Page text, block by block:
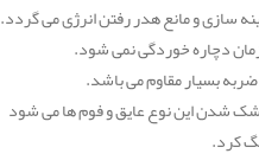
سازی و مانع هدر رفتن انرژی می گردد.
دچاره خوردگی نمی شود.
ضربه بسیار مقاوم می باشد.
شدن این نوع عایق و فوم ها می شود
کرد.